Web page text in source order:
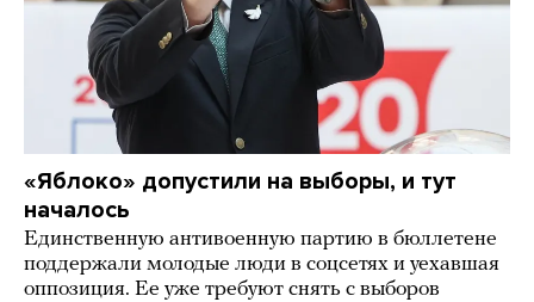
«Яблоко» допустили на выборы, и тут
началось
Единственную антивоенную партию в бюллетене
поддержали молодые люди в соцсетях и уехавшая
оппозиция. Ее уже требуют снять с выборов